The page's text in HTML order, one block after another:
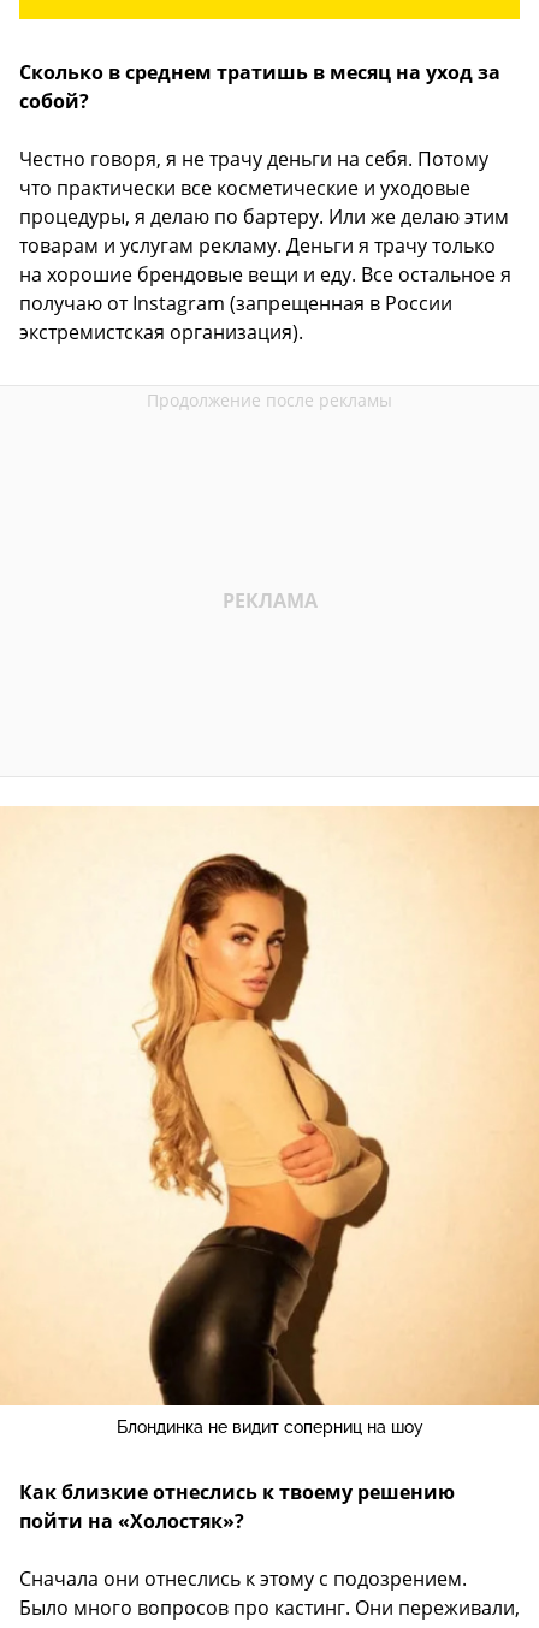
Сколько в среднем тратишь в месяц на уход за
собой?
Честно говоря, я не трачу деньги на себя. Потому
что практически все косметические и уходовые
процедуры, я делаю по бартеру. Или же делаю этим
товарам и услугам рекламу. Деньги я трачу только
на хорошие брендовые вещи и еду. Все остальное я
получаю от Instagram (запрещенная в России
экстремистская организация).
Блондинка не видит соперниц на шоу
Как близкие отнеслись к твоему решению
пойти на «Холостяк»?
Сначала они отнеслись к этому с подозрением.
Было много вопросов про кастинг. Они переживали,